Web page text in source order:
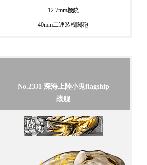
12.7mm機銃
40mm二連装機関砲
No.2331 深海上陸小鬼flagship
战舰